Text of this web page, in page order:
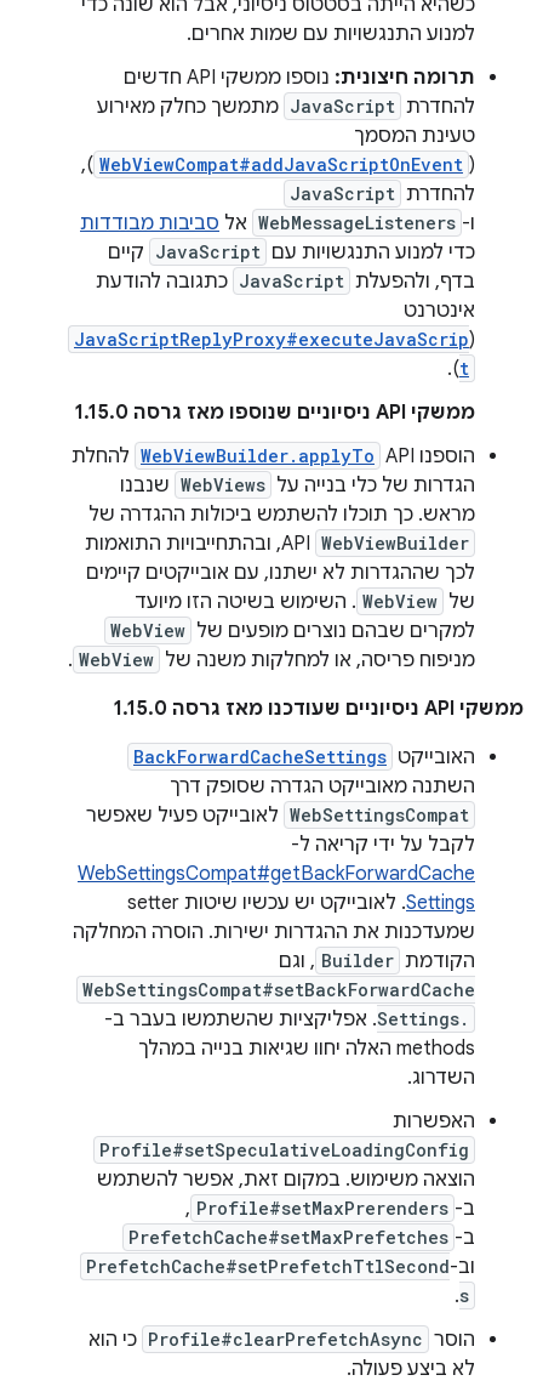
כשהיא הייתה בסטטוס ניסיוני, אבל הוא שונה כדי
למנוע התנגשויות עם שמות אחרים.
תרומה חיצונית:
נוספו ממשקי API חדשים
להחדרת JavaScript מתמשך כחלק מאירוע
טעינת המסמך
(
WebViewCompat#addJavaScriptOnEvent
),
להחדרת JavaScript
ו- WebMessageListeners אל סביבות מבודדות
כדי למנוע התנגשויות עם JavaScript קיים
בדף, ולהפעלת JavaScript כתגובה להודעת
אינטרנט
(
JavaScriptReplyProxy#executeJavaScrip
t
).
ממשקי API ניסיוניים שנוספו מאז גרסה 1.15.0
הוספנו API‏
WebViewBuilder.applyTo להחלת
הגדרות של כלי בנייה על WebViews שנבנו
מראש. כך תוכלו להשתמש ביכולות ההגדרה של
WebViewBuilder
API, ובהתחייבויות התואמות
לכך שההגדרות לא ישתנו, עם אובייקטים קיימים
של WebView . השימוש בשיטה הזו מיועד
למקרים שבהם נוצרים מופעים של WebView
מניפוח פריסה, או למחלקות משנה של WebView
.
ממשקי API ניסיוניים שעודכנו מאז גרסה 1.15.0
האובייקט BackForwardCacheSettings
השתנה מאובייקט הגדרה שסופק דרך
WebSettingsCompat לאובייקט פעיל שאפשר
לקבל על ידי קריאה ל-
WebSettingsCompat#getBackForwardCache
Settings
. לאובייקט יש עכשיו שיטות setter
שמעדכנות את ההגדרות ישירות. הוסרה המחלקה
הקודמת Builder , וגם
WebSettingsCompat#setBackForwardCache
Settings.. אפליקציות שהשתמשו בעבר ב-
methods האלה יחוו שגיאות בנייה במהלך
השדרוג.
האפשרות
Profile#setSpeculativeLoadingConfig
הוצאה משימוש. במקום זאת, אפשר להשתמש
ב- Profile#setMaxPrerenders
,
ב- PrefetchCache#setMaxPrefetches
וב-PrefetchCache#setPrefetchTtlSecond
s
.
הוסר Profile#clearPrefetchAsync כי הוא
לא ביצע פעולה.